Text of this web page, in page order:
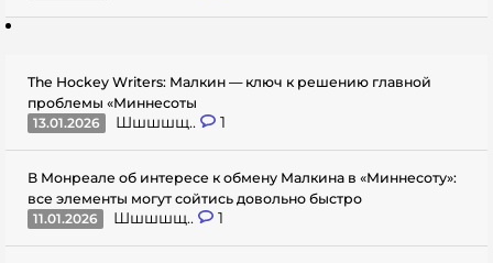
The Hockey Writers: Малкин — ключ к решению главной
проблемы «Миннесоты
13.01.2026
Шшшшщ.. 1
В Монреале об интересе к обмену Малкина в «Миннесоту»:
все элементы могут сойтись довольно быстро
11.01.2026
Шшшшщ.. 1